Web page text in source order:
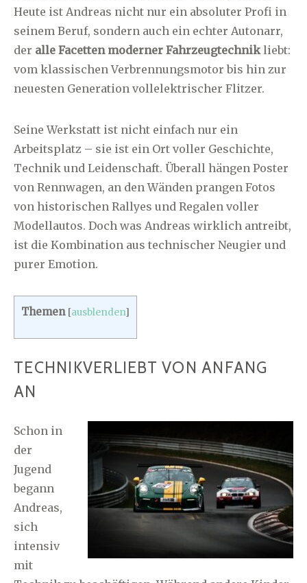
Heute ist Andreas nicht nur ein absoluter Profi in
seinem Beruf, sondern auch ein echter Autonarr,
der alle Facetten moderner Fahrzeugtechnik liebt:
vom klassischen Verbrennungsmotor bis hin zur
neuesten Generation vollelektrischer Flitzer.
Seine Werkstatt ist nicht einfach nur ein
Arbeitsplatz – sie ist ein Ort voller Geschichte,
Technik und Leidenschaft. Überall hängen Poster
von Rennwagen, an den Wänden prangen Fotos
von historischen Rallyes und Regalen voller
Modellautos. Doch was Andreas wirklich antreibt,
ist die Kombination aus technischer Neugier und
purer Emotion.
Themen [ausblenden]
TECHNIKVERLIEBT VON ANFANG
AN
Schon in
der
Jugend
begann
Andreas,
sich
intensiv
mit